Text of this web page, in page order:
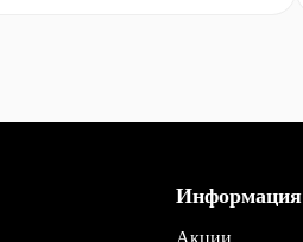
Информация
Акции